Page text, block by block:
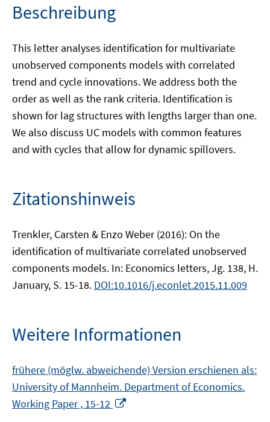
Beschreibung
This letter analyses identification for multivariate
unobserved components models with correlated
trend and cycle innovations. We address both the
order as well as the rank criteria. Identification is
shown for lag structures with lengths larger than one.
We also discuss UC models with common features
and with cycles that allow for dynamic spillovers.
Zitationshinweis
Trenkler, Carsten & Enzo Weber (2016): On the
identification of multivariate correlated unobserved
components models. In: Economics letters, Jg. 138, H.
January, S. 15-18. DOI:10.1016/j.econlet.2015.11.009
Weitere Informationen
frühere (möglw. abweichende) Version erschienen als:
University of Mannheim. Department of Economics.
Working Paper , 15-12